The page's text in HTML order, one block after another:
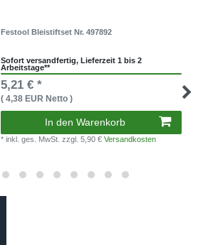
Festool Bleistiftset Nr. 497892
Sofort versandfertig, Lieferzeit 1 bis 2
Arbeitstage**
5,21 € *
( 4,38 EUR Netto )
In den Warenkorb
* inkl. ges. MwSt.zzgl. 5,90 €Versandkosten